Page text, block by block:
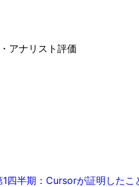
・アナリスト評価
四半期：Cursorが証明したこ